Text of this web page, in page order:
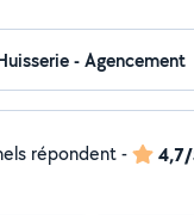
répondent-